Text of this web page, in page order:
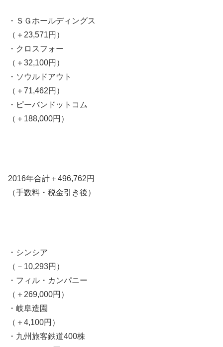
・ＳＧホールディングス
（＋23,571円）
・クロスフォー
（＋32,100円）
・ソウルドアウト
（＋71,462円）
・ピーバンドットコム
（＋188,000円）
2016年合計＋496,762円
（手数料・税金引き後）
・シンシア
（－10,293円）
・フィル・カンパニー
（＋269,000円）
・岐阜造園
（＋4,100円）
・九州旅客鉄道400株